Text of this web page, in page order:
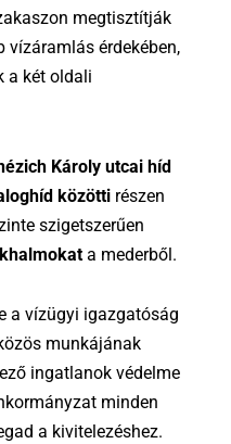
megtisztítják
vízáramlás érdekében,
a két oldali
Károly utcai híd
közöttirészen
szigetszerűen
a mederből.
a vízügyi igazgatóság
munkájának
ingatlanok védelme
minden
a kivitelezéshez.